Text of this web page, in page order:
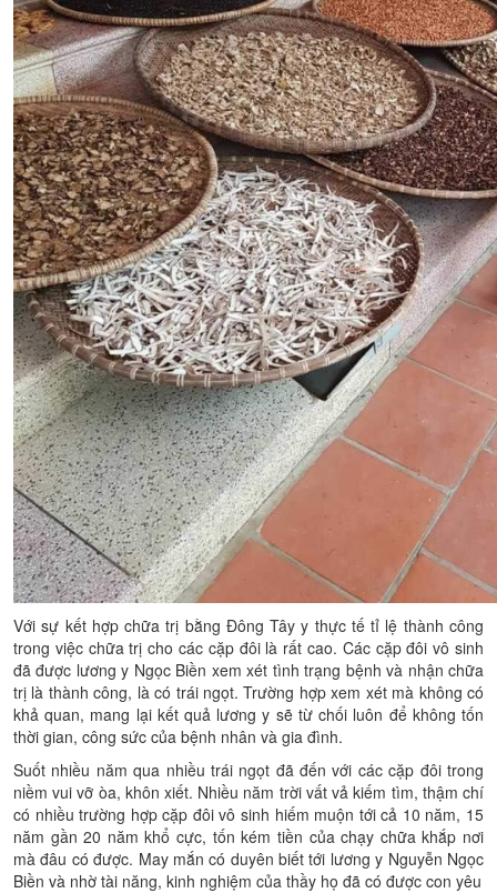
Với sự kết hợp chữa trị bằng Đông Tây y thực tế tỉ lệ thành công
trong việc chữa trị cho các cặp đôi là rất cao. Các cặp đôi vô sinh
đã được lương y Ngọc Biền xem xét tình trạng bệnh và nhận chữa
trị là thành công, là có trái ngọt. Trường hợp xem xét mà không có
khả quan, mang lại kết quả lương y sẽ từ chối luôn để không tốn
thời gian, công sức của bệnh nhân và gia đình.
Suốt nhiều năm qua nhiều trái ngọt đã đến với các cặp đôi trong
niềm vui vỡ òa, khôn xiết. Nhiều năm trời vất vả kiếm tìm, thậm chí
có nhiều trường hợp cặp đôi vô sinh hiếm muộn tới cả 10 năm, 15
năm gần 20 năm khổ cực, tốn kém tiền của chạy chữa khắp nơi
mà đâu có được. May mắn có duyên biết tới lương y Nguyễn Ngọc
Biền và nhờ tài năng, kinh nghiệm của thầy họ đã có được con yêu